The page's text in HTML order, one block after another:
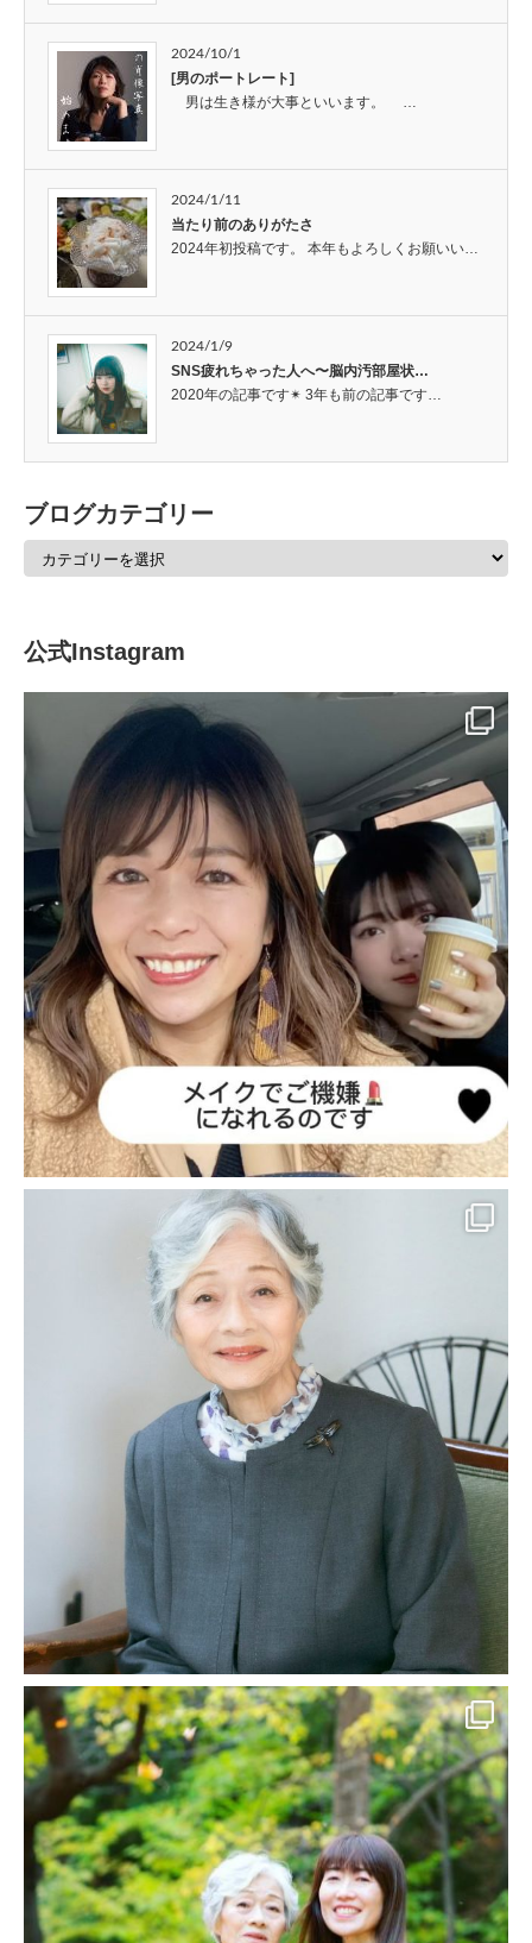
2024/10/1
[男のポートレート]
男は生き様が大事といいます。 …
2024/1/11
当たり前のありがたさ
2024年初投稿です。 本年もよろしくお願いい…
2024/1/9
SNS疲れちゃった人へ〜脳内汚部屋状…
2020年の記事です✴︎ 3年も前の記事です…
ブログカテゴリー
公式Instagram